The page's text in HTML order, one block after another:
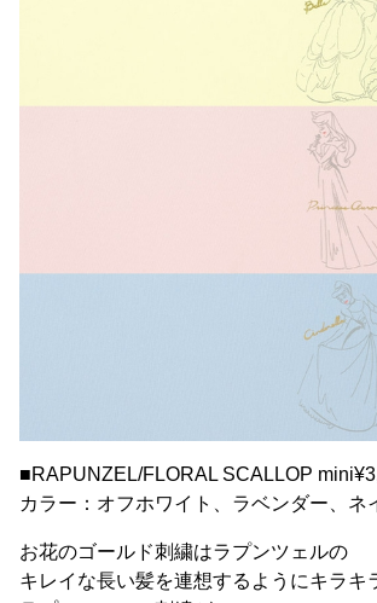
■RAPUNZEL/FLORAL SCALLOP
カラー：オフホワイト、ラベンダー、ネ
お花のゴールド刺繍はラプンツェルの
キレイな長い髪を連想するようにキラキ